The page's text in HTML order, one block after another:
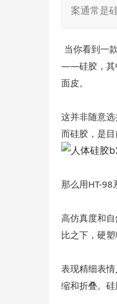
案通常是
当你看到一
——硅胶，其
面皮。
这并非随意
而硅胶，是目
那么用HT-98
高仿真度和
比之下，硬塑
表现精细表
缩和折叠。